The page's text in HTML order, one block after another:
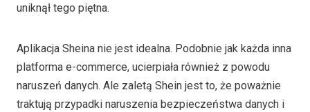
uniknął tego piętna.
Aplikacja Sheina nie jest idealna. Podobnie jak każda inna
platforma e-commerce, ucierpiała również z powodu
naruszeń danych. Ale zaletą Shein jest to, że poważnie
traktują przypadki naruszenia bezpieczeństwa danych i